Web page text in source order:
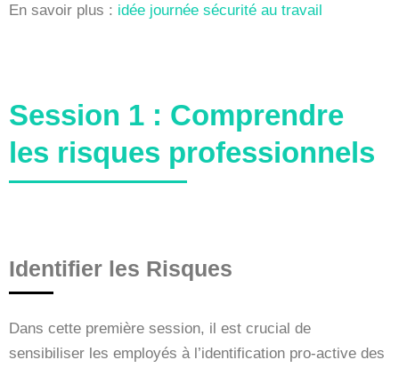
En savoir plus : idée journée sécurité au travail
Session 1 : Comprendre
les risques professionnels
Identifier les Risques
Dans cette première session, il est crucial de
sensibiliser les employés à l’identification pro-active des